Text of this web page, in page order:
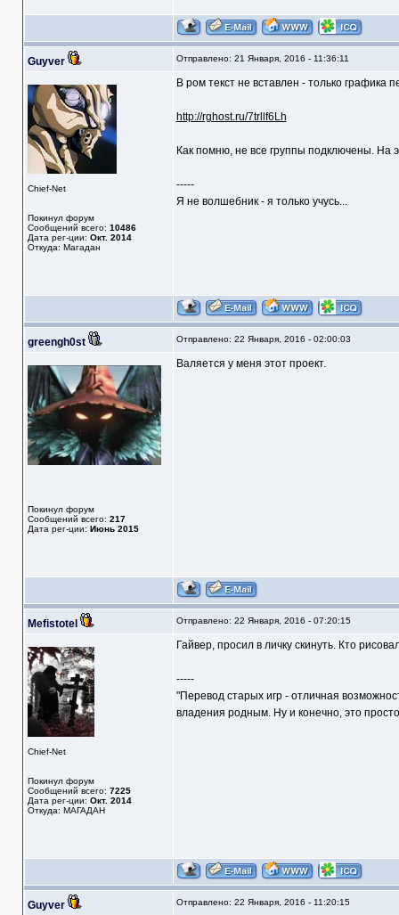
Guyver Отправлено: 21 Января, 2016 - 11:36:11
Chief-Net
Покинул форум
Сообщений всего: 10486
Дата рег-ции: Окт. 2014
Откуда: Магадан
В ром текст не вставлен - только графика
http://rghost.ru/7trllf6Lh
Как помню, не все группы подключены. На
-----
Я не волшебник - я только учусь...
greengh0st Отправлено: 22 Января, 2016 - 02:00:03
Покинул форум
Сообщений всего: 217
Дата рег-ции: Июнь 2015
Валяется у меня этот проект.
Mefistotel Отправлено: 22 Января, 2016 - 07:20:15
Chief-Net
Покинул форум
Сообщений всего: 7225
Дата рег-ции: Окт. 2014
Откуда: МАГАДАН
Гайвер, просил в личку скинуть. Кто
-----
"Перевод старых игр - отличная
владения родным. Ну и конечно, это
Guyver Отправлено: 22 Января, 2016 - 11:20:15